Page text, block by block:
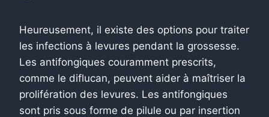
Heureusement, il existe des options pour traiter
les infections à levures pendant la grossesse.
Les antifongiques couramment prescrits,
comme le diflucan, peuvent aider à maîtriser la
prolifération des levures. Les antifongiques
sont pris sous forme de pilule ou par insertion